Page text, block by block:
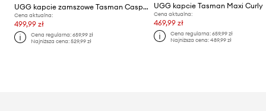
UGG kapcie zamszowe Tasman Caspian
Cena aktualna:
499,99 zł
Cena regularna:659,99 zł
Najniższa cena:529,99 zł
UGG kapcie Tasman Maxi Curly
Cena aktualna:
469,99 zł
Cena regularna: 659,99 zł
Najniższa cena: 489,99 zł